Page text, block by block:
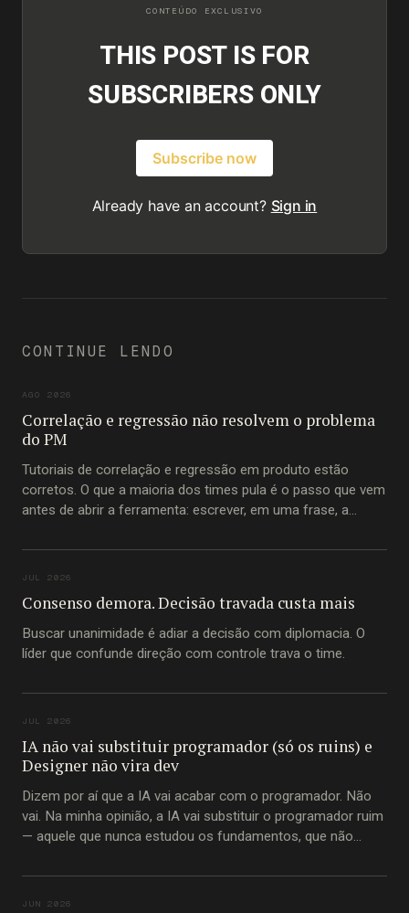
THIS POST IS FOR
SUBSCRIBERS ONLY
Subscribe now
Already have an account? Sign in
CONTINUE LENDO
AGO 2026
Correlação e regressão não resolvem o problema
do PM
Tutoriais de correlação e regressão em produto estão
corretos. O que a maioria dos times pula é o passo que vem
antes de abrir a ferramenta: escrever, em uma frase, a
JUL 2026
Consenso demora. Decisão travada custa mais
Buscar unanimidade é adiar a decisão com diplomacia. O
líder que confunde direção com controle trava o time.
JUL 2026
IA não vai substituir programador (só os ruins) e
Designer não vira dev
Dizem por aí que a IA vai acabar com o programador. Não
vai. Na minha opinião, a IA vai substituir o programador ruim
— aquele que nunca estudou os fundamentos, que não
que passou a carreira inteira copiando trecho de código do
JUN 2026